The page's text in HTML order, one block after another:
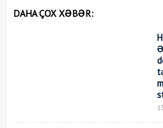
DAHA ÇOX XƏBƏR: